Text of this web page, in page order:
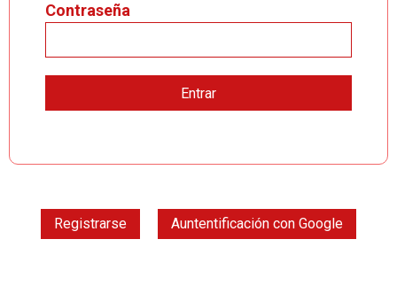
Contraseña
Registrarse Auntentificación con Google